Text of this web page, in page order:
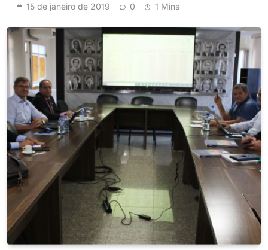
15 de janeiro de 2019 0 1 Mins